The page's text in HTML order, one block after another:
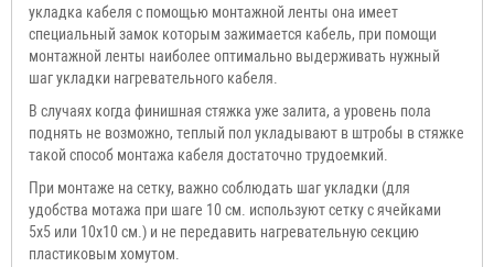
укладка кабеля с помощью монтажной ленты она имеет
специальный замок которым зажимается кабель, при помощи
монтажной ленты наиболее оптимально выдерживать нужный
шаг укладки нагревательного кабеля.
В случаях когда финишная стяжка уже залита, а уровень пола
поднять не возможно, теплый пол укладывают в штробы в стяжке
такой способ монтажа кабеля достаточно трудоемкий.
При монтаже на сетку, важно соблюдать шаг укладки (для
удобства мотажа при шаге 10 см. используют сетку с ячейками
5x5 или 10x10 см.) и не передавить нагревательную секцию
пластиковым хомутом.